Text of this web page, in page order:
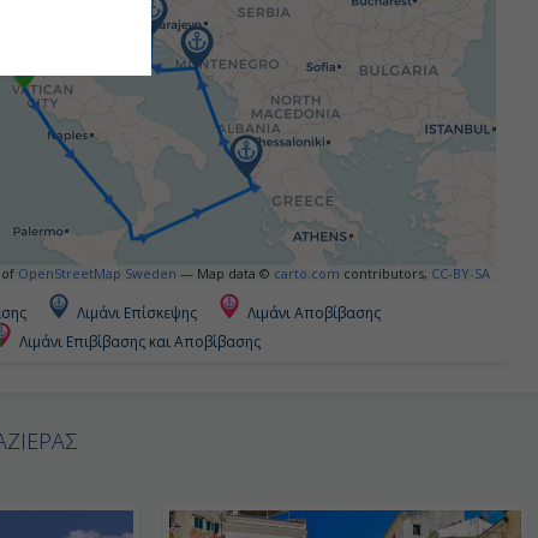
OpenStreetMap Sweden — Map data © carto.com contributors, CC-BY-SA
Λιμάνι Επίσκεψης
Λιμάνι Αποβίβασης
Λιμάνι Επιβίβασης και Αποβίβασης